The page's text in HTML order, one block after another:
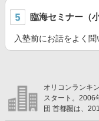
臨海セミナー（
入塾前にお話をよく
オリコンランキ
スタート。2006
団 首都圏は、